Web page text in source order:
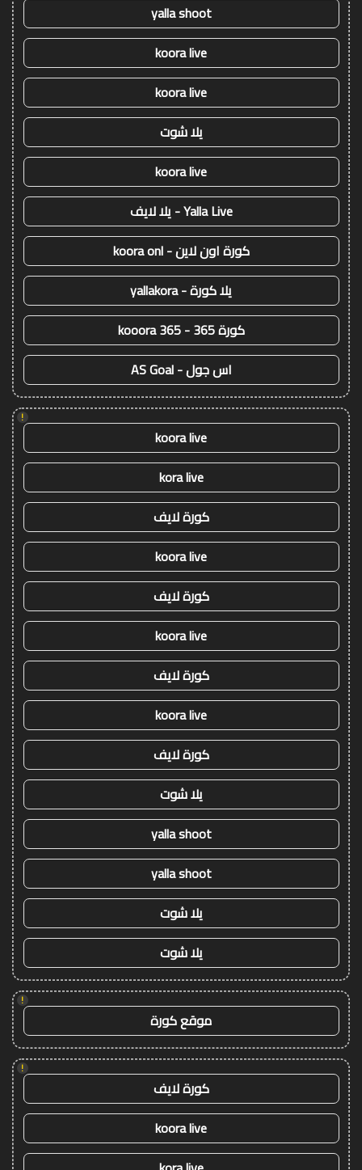
yalla shoot
koora live
koora live
يلا شوت
koora live
Yalla Live - يلا لايف
كورة اون لاين - koora onl
يلا كورة - yallakora
كورة 365 - kooora 365
اس جول - AS Goal
!
koora live
kora live
كورة لايف
koora live
كورة لايف
koora live
كورة لايف
koora live
كورة لايف
يلا شوت
yalla shoot
yalla shoot
يلا شوت
يلا شوت
!
موقع كورة
!
كورة لايف
koora live